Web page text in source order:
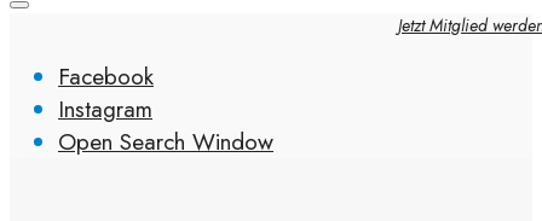
Jetzt Mitglied
Facebook
Instagram
Open Search Window